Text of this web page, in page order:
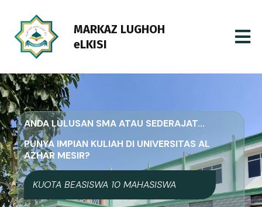
MARKAZ LUGHOH
eLKISI
ANDA LULUSAN SMA ATAU SEDERAJAT...
PUNYA IMPIAN KULIAH DI UNIVERSITAS AL
AZHAR MESIR?
KUOTA BEASISWA 10 MAHASISWA